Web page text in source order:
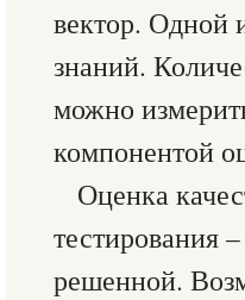
вектор. Одной
знаний.
можно
компонентой
Оценка
тестирования
решенной.